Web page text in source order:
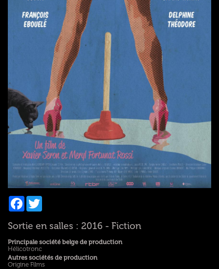
Facebook
Twitter
Sortie en salles : 2016 - Fiction
Principale société belge de production
Hélicotronc
Autres sociétés de production
Origine Films